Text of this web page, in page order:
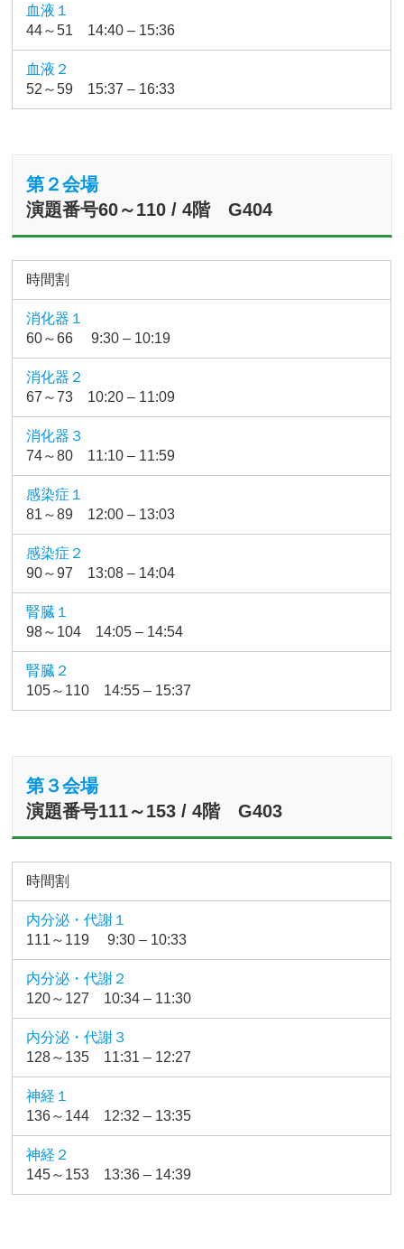
血液１
44～51 14:40 – 15:36
血液２
52～59 15:37 – 16:33
第２会場
演題番号60～110 / 4階 G404
時間割
消化器１
60～66 9:30 – 10:19
消化器２
67～73 10:20 – 11:09
消化器３
74～80 11:10 – 11:59
感染症１
81～89 12:00 – 13:03
感染症２
90～97 13:08 – 14:04
腎臓１
98～104 14:05 – 14:54
腎臓２
105～110 14:55 – 15:37
第３会場
演題番号111～153 / 4階 G403
時間割
内分泌・代謝１
111～119 9:30 – 10:33
内分泌・代謝２
120～127 10:34 – 11:30
内分泌・代謝３
128～135 11:31 – 12:27
神経１
136～144 12:32 – 13:35
神経２
145～153 13:36 – 14:39